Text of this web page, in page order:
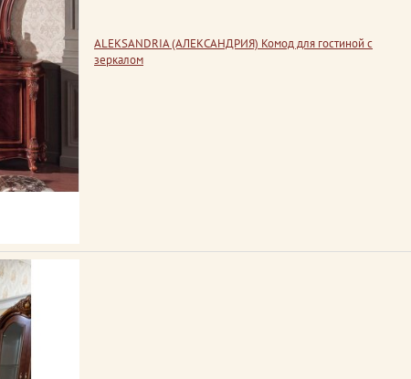
ALEKSANDRIA (АЛЕКСАНДРИЯ) Комод для гостиной с
зеркалом